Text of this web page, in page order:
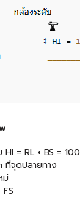
= RL + BS =
ที่จุดปลายทาง
ม่